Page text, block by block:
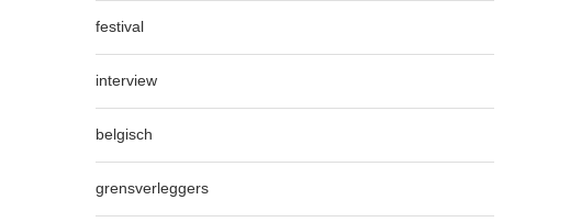
festival
interview
belgisch
grensverleggers